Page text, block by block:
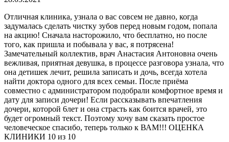
Отличная клиника, узнала о вас совсем не давно, когда
задумалась сделать чистку зубов перед новым годом, попала
на акцию! Сначала насторожило, что бесплатно, но после
того, как пришла и побывала у вас, я потрясена!
Замечательный коллектив, врач Анастасия Антоновна очень
вежливая, приятная девушка, в процессе разговора узнала, что
она детишек лечит, решила записать и дочь, всегда хотела
найти доктора одного для всех семьи. После приёма
совместно с администратором подобрали комфортное время и
дату для записи дочери! Если рассказывать впечатления
дочери, которой 6лет и она страсть как боится врачей, это
будет огромный текст. Поэтому хочу вам сказать простое
человеческое спасибо, теперь только к ВАМ!!! ОЦЕНКА
КЛИНИКИ 10 из 10